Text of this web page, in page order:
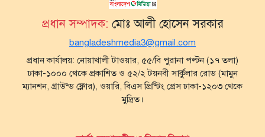
প্রধান সম্পাদক: মোঃ আলী হোসেন সরকার
bangladeshmedia3@gmail.com
প্রধান কার্যালয়: নোয়াখালী টাওয়ার, ৫৫/বি পুরানা পল্টন (১৭ তলা)
ঢাকা-১০০০ থেকে প্রকাশিত ও ৫২/২ টয়নবী সার্কুলার রোড (মামুন
ম্যানশন, গ্রাউন্ড ফ্লোর), ওয়ারি, বিএস প্রিন্টিং প্রেস ঢাকা-১২০৩ থেকে
মুদ্রিত।